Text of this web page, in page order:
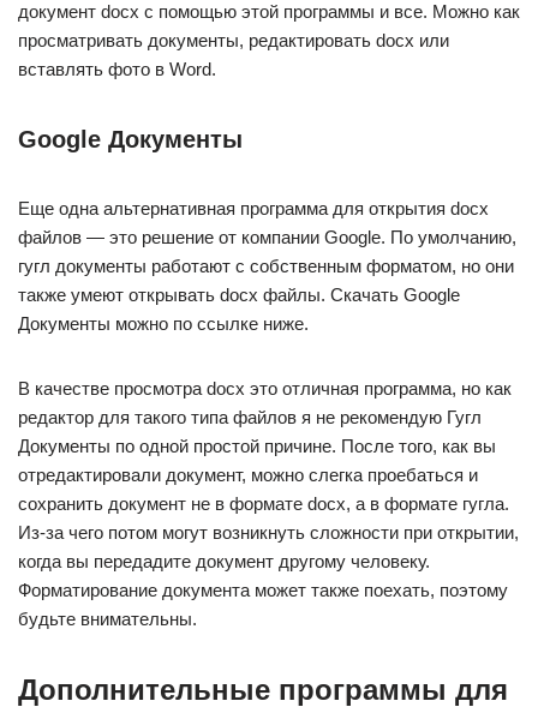
документ docx с помощью этой программы и все. Можно как
просматривать документы, редактировать docx или
вставлять фото в Word.
Google Документы
Еще одна альтернативная программа для открытия docx
файлов — это решение от компании Google. По умолчанию,
гугл документы работают с собственным форматом, но они
также умеют открывать docx файлы. Скачать Google
Документы можно по ссылке ниже.
В качестве просмотра docx это отличная программа, но как
редактор для такого типа файлов я не рекомендую Гугл
Документы по одной простой причине. После того, как вы
отредактировали документ, можно слегка проебаться и
сохранить документ не в формате docx, а в формате гугла.
Из-за чего потом могут возникнуть сложности при открытии,
когда вы передадите документ другому человеку.
Форматирование документа может также поехать, поэтому
будьте внимательны.
Дополнительные программы для